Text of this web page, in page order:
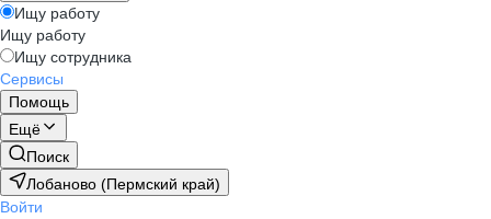
Ищу работу
Ищу работу
Ищу сотрудника
Сервисы
Помощь
Ещё
Поиск
Лобаново (Пермский край)
Войти